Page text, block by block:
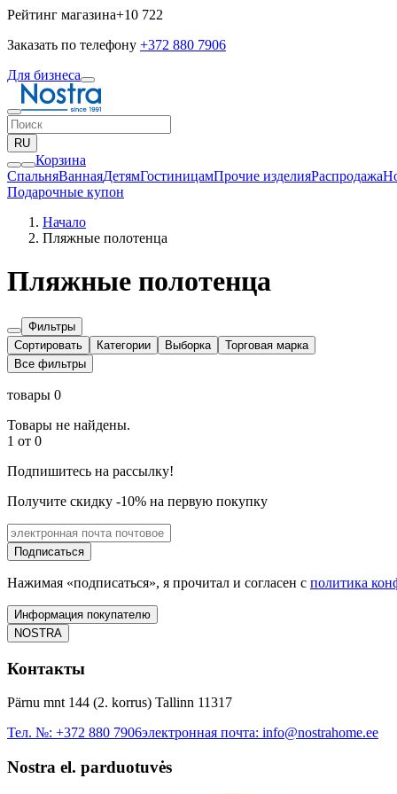
Рейтинг магазина+10 722
Заказать по телефону +372 880 7906
Для бизнеса
RU
Корзина
СпальняВаннаяДетямГостиницамПрочие изделияPаспродажа
Подарочные купон
Начало
Пляжные полотенца
Пляжные полотенца
Фильтры
Сортировать
Категории Выборка
Торговая марка
Все фильтры
товары 0
Товары не найдены.
1 от 0
Подпишитесь на рассылку!
Получите скидку -10% на первую покупку
Подписаться
Нажимая «подписаться», я прочитал и согласен с политика
Информация покупателю
NOSTRA
Контакты
Pärnu mnt 144 (2. korrus) Tallinn 11317
Тел. №: +372 880 7906электронная почта: info@nostrahome.ee
Nostra el. parduotuvės